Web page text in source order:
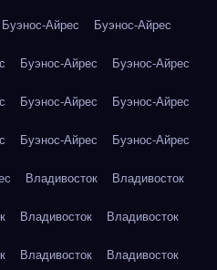
Буэнос-Айрес Буэнос-Айрес
Буэнос-Айрес Буэнос-Айрес
Буэнос-Айрес Буэнос-Айрес
Буэнос-Айрес Буэнос-Айрес
Владивосток Владивосток
Владивосток Владивосток
Владивосток Владивосток